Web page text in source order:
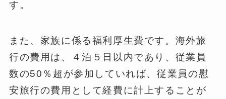
す。
また、家族に係る福利厚生費です。海外旅
行の費用は、４泊５日以内であり、従業員
数の50％超が参加していれば、従業員の慰
安旅行の費用として経費に計上することが